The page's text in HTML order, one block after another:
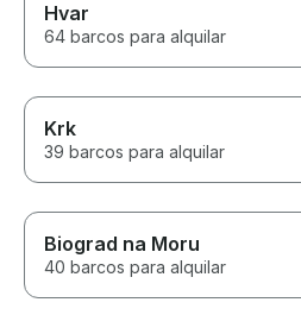
Hvar
64 barcos para alquilar
Krk
39 barcos para alquilar
Biograd na Moru
40 barcos para alquilar